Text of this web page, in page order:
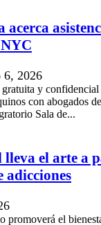
acerca
6, 2026
y
con abogados
Sala de...
el arte a
adicciones
promoverá el